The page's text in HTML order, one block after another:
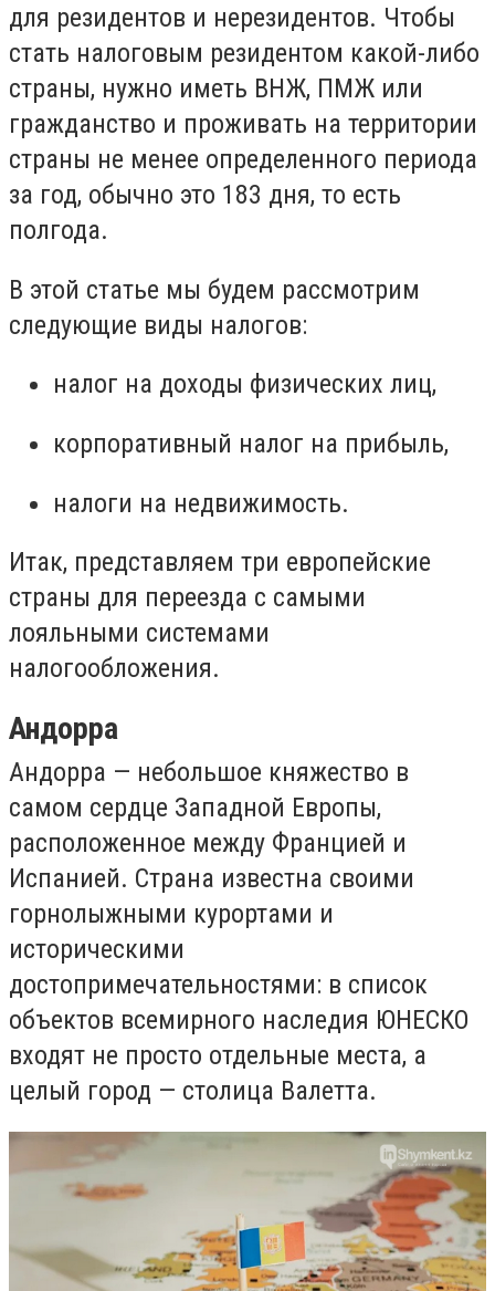
для резидентов и нерезидентов. Чтобы
стать налоговым резидентом какой-либо
страны, нужно иметь ВНЖ, ПМЖ или
гражданство и проживать на территории
страны не менее определенного периода
за год, обычно это 183 дня, то есть
полгода.
В этой статье мы будем рассмотрим
следующие виды налогов:
налог на доходы физических лиц,
корпоративный налог на прибыль,
налоги на недвижимость.
Итак, представляем три европейские
страны для переезда с самыми
лояльными системами
налогообложения.
Андорра
Андорра — небольшое княжество в
самом сердце Западной Европы,
расположенное между Францией и
Испанией. Страна известна своими
горнолыжными курортами и
историческими
достопримечательностями: в список
объектов всемирного наследия ЮНЕСКО
входят не просто отдельные места, а
целый город — столица Валетта.